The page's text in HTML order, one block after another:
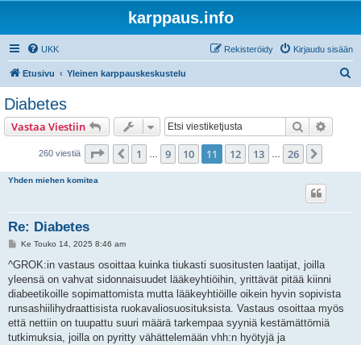
karppaus.info
UKK Kirjaudu sisään
Rekisteröidy
Etusivu Yleinen karppauskeskustelu
Diabetes
Vastaa Viestiin Etsi
260 viestiä Sivu 11/ 26
Edellinen
1 9 10 11 12 13 26
Yhden miehen komitea
Re: Diabetes
V
e
t
i
Ke Touko 14, 2025 8:46 am
^GROK:in vastaus osoittaa kuinka tiukasti suositusten laatijat, joilla
yleensä on vahvat sidonnaisuudet lääkeyhtiöihin, yrittävät pitää kiinni
diabeetikoille sopimattomista mutta lääkeyhtiöille oikein hyvin sopivista
runsashiilihydraattisista ruokavaliosuosituksista. Vastaus osoittaa myös
että nettiin on tuupattu suuri määrä tarkempaa syyniä kestämättömiä
tutkimuksia, joilla on pyritty vähättelemään vhh:n hyötyjä ja